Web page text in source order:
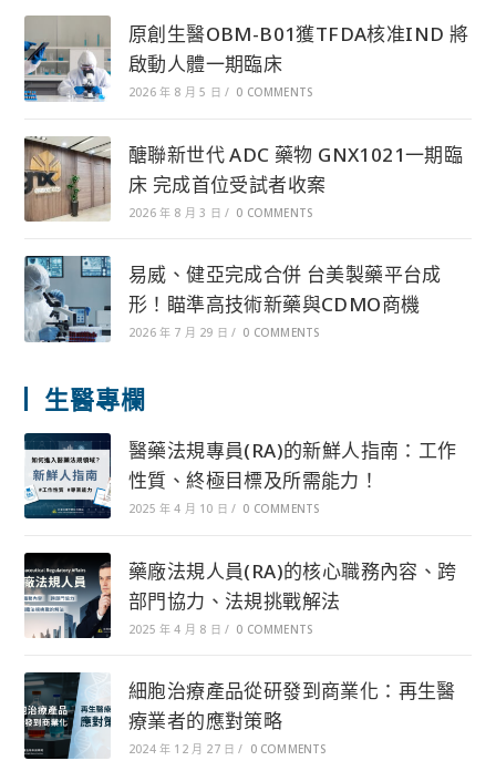
原創生醫OBM-B01獲TFDA核准IND 將
啟動人體一期臨床
2026 年 8 月 5 日 / 0 COMMENTS
醣聯新世代 ADC 藥物 GNX1021一期臨
床 完成首位受試者收案
2026 年 8 月 3 日 / 0 COMMENTS
易威、健亞完成合併 台美製藥平台成
形！瞄準高技術新藥與CDMO商機
2026 年 7 月 29 日 / 0 COMMENTS
生醫專欄
醫藥法規專員(RA)的新鮮人指南：工作
性質、終極目標及所需能力！
2025 年 4 月 10 日 / 0 COMMENTS
藥廠法規人員(RA)的核心職務內容、跨
部門協力、法規挑戰解法
2025 年 4 月 8 日 / 0 COMMENTS
細胞治療產品從研發到商業化：再生醫
療業者的應對策略
2024 年 12 月 27 日 / 0 COMMENTS